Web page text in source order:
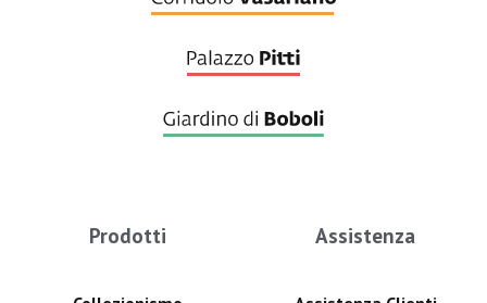
Prodotti Assistenza